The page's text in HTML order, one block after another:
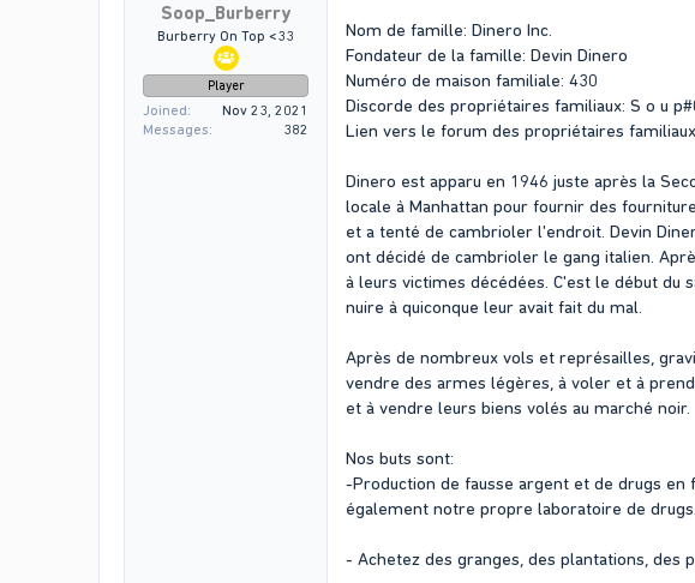
Soop_Burberry
Burberry On Top <33
Player
Joined
Nov 23, 2021
Messages
382
Nom de famille: Dinero Inc.
Fondateur de la famille: Devin Dinero
Numéro de maison familiale: 430
Discorde des propriétaires familiaux: S o u
Lien vers le forum des propriétaires
Dinero est apparu en 1946 juste après la
locale à Manhattan pour fournir des
et a tenté de cambrioler l'endroit. Devin
ont décidé de cambrioler le gang italien.
à leurs victimes décédées. C'est le début
nuire à quiconque leur avait fait du mal.
Après de nombreux vols et représailles,
vendre des armes légères, à voler et à
et à vendre leurs biens volés au marché noir.
Nos buts sont:
-Production de fausse argent et de drugs
également notre propre laboratoire de drugs.
- Achetez des granges, des plantations, des